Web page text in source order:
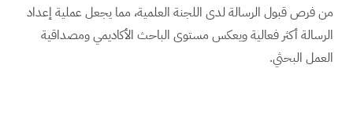
من فرص قبول الرسالة لدى اللجنة العلمية، مما يجعل عملية إعداد
الرسالة أكثر فعالية ويعكس مستوى الباحث الأكاديمي ومصداقية
العمل البحثي.